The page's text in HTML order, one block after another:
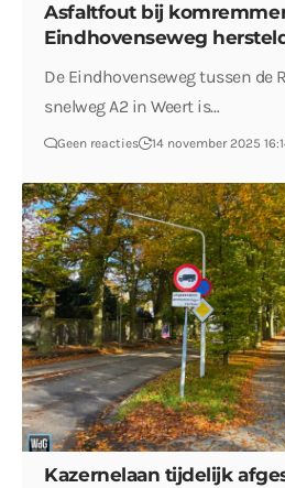
Asfaltfout bij
Eindhovenseweg
De Eindhovenseweg tussen de
snelweg A2 in Weert is…
Geen reacties 14 november 2025
Kazernelaan tijdelijk